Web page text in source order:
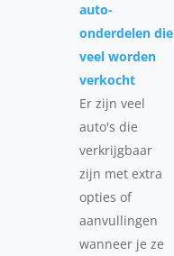
auto-
onderdelen die
veel worden
verkocht
Er zijn veel
auto's die
verkrijgbaar
zijn met extra
opties of
aanvullingen
wanneer je ze